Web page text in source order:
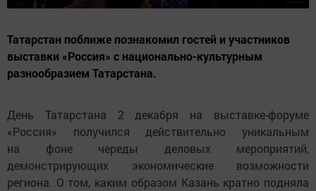
Татарстан поближе познакомил гостей и участников
выставки «Россия» с национально-культурным
разнообразием Татарстана.
День Татарстана 2 декабря на выставке-форуме
«Россия» получился действительно уникальным
на фоне череды деловых мероприятий,
демонстрирующих экономические возможности
региона. О том, каким образом Казань кратно подняла